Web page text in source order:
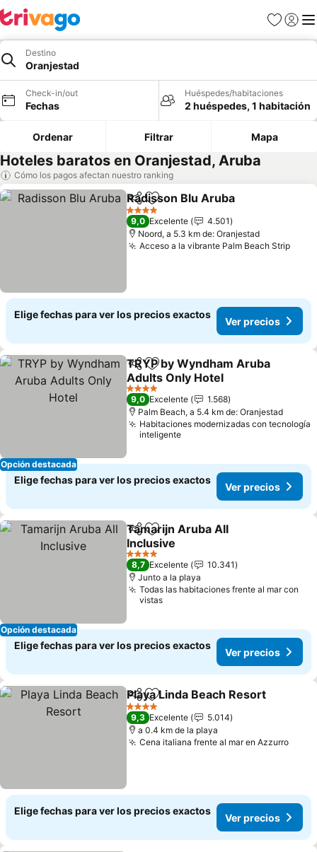
Favoritos
Iniciar
Destino
Oranjestad
Check-in/out
Fechas
Huéspedes/habitaciones
2 huéspedes, 1 habitación
Ordenar Filtrar Mapa
Hoteles baratos en Oranjestad, Aruba
Cómo los pagos afectan nuestro ranking
CompartirAgregar a favoritos
Radisson Blu Aruba
4 Estrellas
9,0 Excelente
4.501
Noord, a 5.3 km de: Oranjestad
Acceso a la vibrante Palm Beach StripVer
Elige fechas para ver los precios exactos
Ver precios
Opción destacada
CompartirAgregar a favoritos
TRYP by Wyndham Aruba
Adults Only Hotel
Ver precios
4 Estrellas
9,0 Excelente
1.568
Palm Beach, a 5.4 km de: Oranjestad
Habitaciones modernizadas con tecnología
inteligente
Elige fechas para ver los precios exactos
Ver precios
Opción destacada
CompartirAgregar a favoritos
Tamarijn Aruba All
Inclusive
Ver precios
4 Estrellas
8,7 Excelente
10.341
Junto a la playa
Todas las habitaciones frente al mar con
vistas
Elige fechas para ver los precios exactos
Ver precios
CompartirAgregar a favoritos
Playa Linda Beach Resort
4 Estrellas
9,3 Excelente
5.014
a 0.4 km de la playa
Cena italiana frente al mar en AzzurroVer
Elige fechas para ver los precios exactos
Ver precios